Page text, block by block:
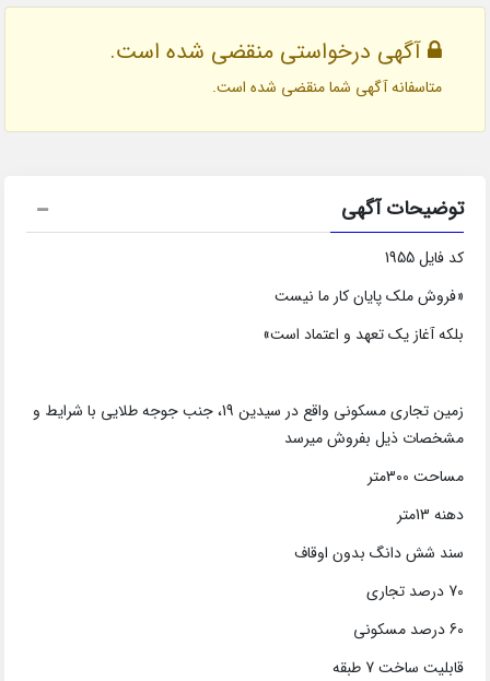
آگهی درخواستی منقضی شده است.
متاسفانه آگهی شما منقضی شده است.
توضیحات آگهی
کد فایل 1955
«فروش ملک پایان کار ما نیست
بلکه آغاز یک تعهد و اعتماد است»
زمین تجاری مسکونی واقع در سیدین 19، جنب جوجه طلایی با شرایط و
مشخصات ذیل بفروش میرسد
مساحت 300متر
دهنه 13متر
سند شش دانگ بدون اوقاف
70 درصد تجاری
60 درصد مسکونی
قابلیت ساخت 7 طبقه